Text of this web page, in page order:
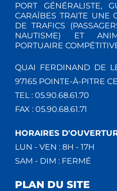
PORT GÉNÉRALISTE,
CARAÏBES TRAITE UNE
DE TRAFICS
NAUTISME) ET
PORTUAIRE
QUAI FERDINAND DE
97165 POINTE-À-PITRE
TEL : 05.90.68.61.70
FAX : 05.90.68.61.71
HORAIRES
LUN - VEN : 8H - 17H
SAM - DIM : FERMÉ
PLAN DU SITE